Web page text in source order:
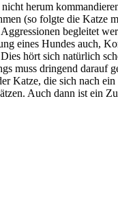
herum
(so folgte die
begleitet
eines Hundes auch,
hört sich natürlich
muss dringend darauf
Katze, die sich nach
Auch dann ist ein